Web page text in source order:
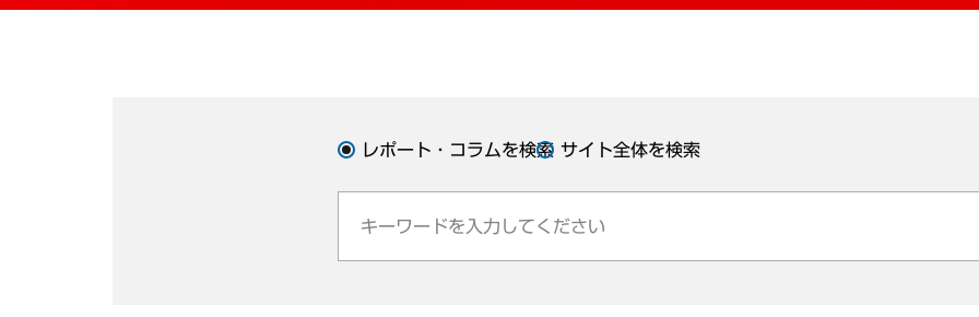
レポート・コラムを検索 サイト全体を検索